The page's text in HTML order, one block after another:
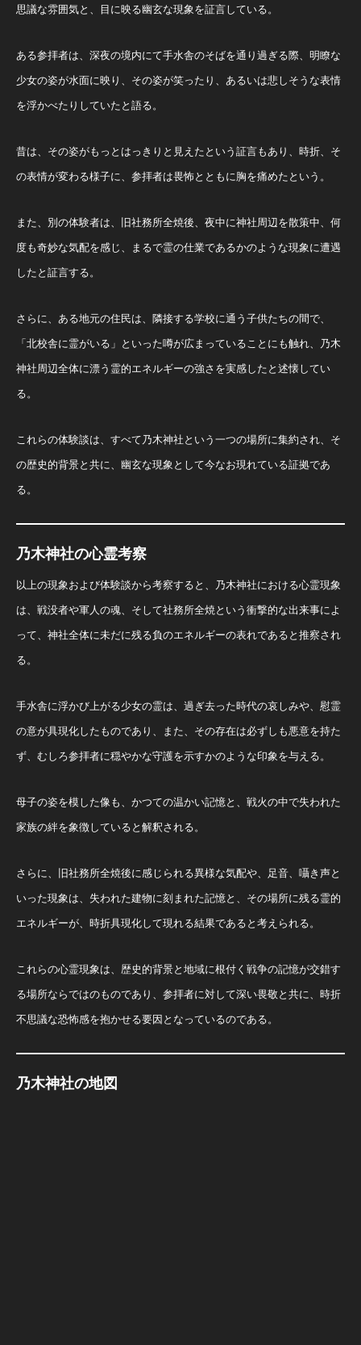
思議な雰囲気と、目に映る幽玄な現象を証言している。
ある参拝者は、深夜の境内にて手水舎のそばを通り過ぎる際、明瞭な
少女の姿が水面に映り、その姿が笑ったり、あるいは悲しそうな表情
を浮かべたりしていたと語る。
昔は、その姿がもっとはっきりと見えたという証言もあり、時折、そ
の表情が変わる様子に、参拝者は畏怖とともに胸を痛めたという。
また、別の体験者は、旧社務所全焼後、夜中に神社周辺を散策中、何
度も奇妙な気配を感じ、まるで霊の仕業であるかのような現象に遭遇
したと証言する。
さらに、ある地元の住民は、隣接する学校に通う子供たちの間で、
「北校舎に霊がいる」といった噂が広まっていることにも触れ、乃木
神社周辺全体に漂う霊的エネルギーの強さを実感したと述懐してい
る。
これらの体験談は、すべて乃木神社という一つの場所に集約され、そ
の歴史的背景と共に、幽玄な現象として今なお現れている証拠であ
る。
乃木神社の心霊考察
以上の現象および体験談から考察すると、乃木神社における心霊現象
は、戦没者や軍人の魂、そして社務所全焼という衝撃的な出来事によ
って、神社全体に未だに残る負のエネルギーの表れであると推察され
る。
手水舎に浮かび上がる少女の霊は、過ぎ去った時代の哀しみや、慰霊
の意が具現化したものであり、また、その存在は必ずしも悪意を持た
ず、むしろ参拝者に穏やかな守護を示すかのような印象を与える。
母子の姿を模した像も、かつての温かい記憶と、戦火の中で失われた
家族の絆を象徴していると解釈される。
さらに、旧社務所全焼後に感じられる異様な気配や、足音、囁き声と
いった現象は、失われた建物に刻まれた記憶と、その場所に残る霊的
エネルギーが、時折具現化して現れる結果であると考えられる。
これらの心霊現象は、歴史的背景と地域に根付く戦争の記憶が交錯す
る場所ならではのものであり、参拝者に対して深い畏敬と共に、時折
不思議な恐怖感を抱かせる要因となっているのである。
乃木神社の地図